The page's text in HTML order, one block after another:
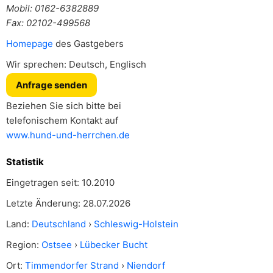
Mobil: 0162-6382889
Fax: 02102-499568
Homepage des Gastgebers
Wir sprechen: Deutsch, Englisch
Anfrage senden
Beziehen Sie sich bitte bei
telefonischem Kontakt auf
www.hund-und-herrchen.de
Statistik
Eingetragen seit: 10.2010
Letzte Änderung: 28.07.2026
Land: Deutschland › Schleswig-Holstein
Region: Ostsee › Lübecker Bucht
Ort: Timmendorfer Strand › Niendorf